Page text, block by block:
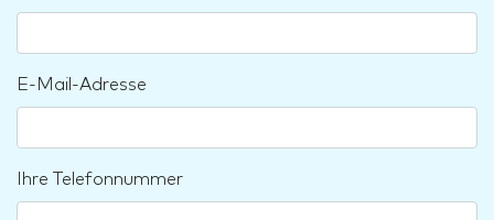
E-Mail-Adresse
Ihre Telefonnummer